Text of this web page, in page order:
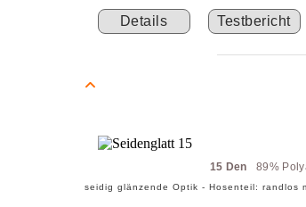
Details Testbericht
15 Den 89%
seidig glänzende Optik - Hosenteil: